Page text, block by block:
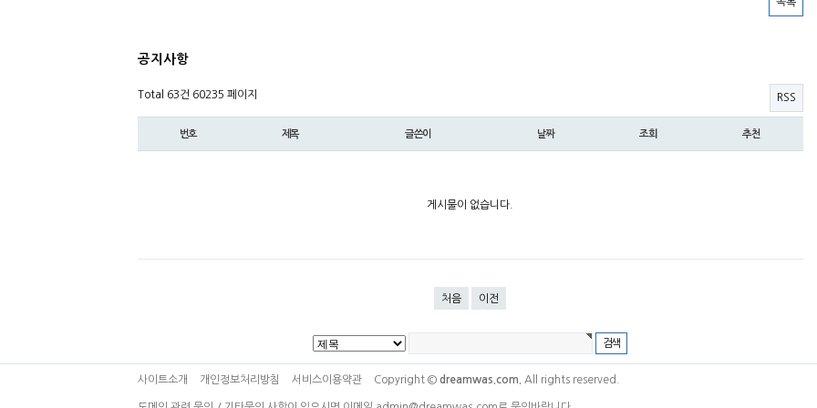
공지사항
Total 63건 60235 페이지 RSS
번호 제목 글쓴이 날짜 조회 추천
게시물이 없습니다.
처음 이전
사이트소개 개인정보처리방침 서비스이용약관 Copyright © dreamwas.com. All rights reserved.